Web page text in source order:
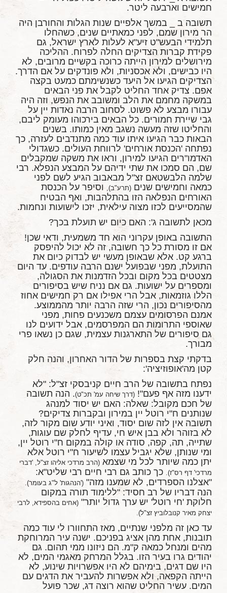
חמישים וארבעה ליטר.
תשובה ב _ במשך אלפיים שנות הגלות והחורבן היה
הר מירון שמם, לפני כמאתיים שנים, כשהחלו
תלמידי הבעש"ט זיע"א לעלות לארץ ישראל, גם
פקידת קברות הצדיקים החלה לפרוח. ההליכה
מירושלים למירון הייתה כרוכה בקשיים מרובים, לא
היו כבישים, ולא אכסניות, ולא פונדקים על אם הדרך.
הצדיקים הגיעו אל היעד כשנשימתם כמעט בקצה
אפם. צדיק אחד החליט לקבל את פני הבאים
במשקה מחמם את הלב ומשובב את הנפש, וזה היה
עבורו מבצע לא פשוט. לסחוב הרבה נאדות יין על
גבי שיירת חמורים. כל הבאים בירכוהו מעומק ליבם,
והחליטו שזה מעשה נשגב מאין כמותו. בשנים
הבאות כבר הגיעו איתו עוד כמה מתנדבים לעזרה, כך
נפתחה 'הכנסת אורחים' לרווחת העולים. כשגדולי
האדמו"רים הגיעו למירון, וראו את משקה שמקבלים
שם, הם סמכו את שתי ידיהם על המבצע הנפלא. רבי
שלמה הלבשטאם זצ"ל מבאבוב הגיע לשם לפני
כמאה וחמישים שנים (תרע"ב),
וסיפר על הכנסת
האורחים הנפלאה הזו בהתלהבות, ואף הבטיח
שהמסייעים לכזו מצוה עילאית, יזכו לישועות ונחמות.
מכאן לתשובה ג': האם כיום יש תועלת בכך?
התשובה באופן עקרוני הוא חד משמעית, ודאי שכן!
אם זו מסורת כל כך חשובה, זה לא יכול להיפסק
ברגע קט. אלא שבאופן מעשי יש לבדוק כיום את
התועלת, מפני שבפועל ישנם הרבה עודפים. עד היום
מצטטים בכל מקום ובכל הזדמנות את הסגולה,
ומספרים על ישועות. גם אם נניח שיש בסיפורים
הללו גוזמאות, אבל הרי אפילו אם רק חמישים אחוז
מהסיפורים נכון, הרי שזה הרבה יותר מהממוצע.
אמנם הפרסומים עצמם משכנעים פחות, מפני
שאוספי התרומות הם המפרסמים, אבל ידועים לנו
גם סיפורים של התארגנות עצמית, שגם כן נשאו פרי
מבורך.
בדקתי קצת בספרות של הדור האחרון, והנה חלק
קטן מה'אופוזיציה':
נפתח בתשובה של הרב חיים קניבסקי זצ"ל: "לא
ידענו מזה אף פעם"! (דרך שיחה עמ' תכ"ט). הנה תשובה
של חכם מקובל: שאלה: האם יש יסוד למנהג
שנותנים ח"י רוטל יין במירון ובקברות צדיקים?
תשובה אין לזה שום יסוד, ואיני יודע שום מקור לזה,
לא בזוהר ולא בבן איש חי, עדיף לחלק שם עוגות,
שתייה, תה, קפה, סודה או קולה במקום ח"י רוטל יין,
ומי שנותן, שלא יגביל עצמו לשיעור ח"י רוטל אלא
יתן כמה שיותר לכל מי שצמא (הרב מרדכי אליהו זצ"ל, 'דברי
מרדכי' דף רס"ז). כך כותב גם רבי חיים רבי שליט"א:
"אצלנו הספרדים, לא שמענו מזה" ('הנהגות' ל"ג בעומר).
הנה דבריו של רב חסיד: "ללימוד תורה במקום
חלוקת 'חי רוטל' יש ערך גדול יותר" (אחים בהספידא, לרבי
יצחק מאיר קנובלוביץ זצ"ל).
עד כאן זה מלפני שנתיים, מאז התחוורו לי עוד כמה
תובנות, אחת מהן אציג בפניכם. ישנה עיר המרוחקת
מהים ומנחל כמאה ק"מ. הם ניזונו ממי תהום. גם
יהודים גרו בעיר הזו. בגלל המרחק מאגמי המים, לא
היו שם דגים, בימיהם לא היו אפשרויות שינוע, לא
הייתה הקפאה, ולא אפשרות להעביר את הדגים עם
המים. עשיר החליט שהוא רוצה דג, שכר פועל